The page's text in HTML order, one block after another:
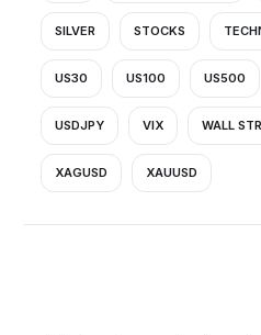
SILVER STOCKS
US30 US100 US500
USDJPY VIX WALL
XAGUSD XAUUSD